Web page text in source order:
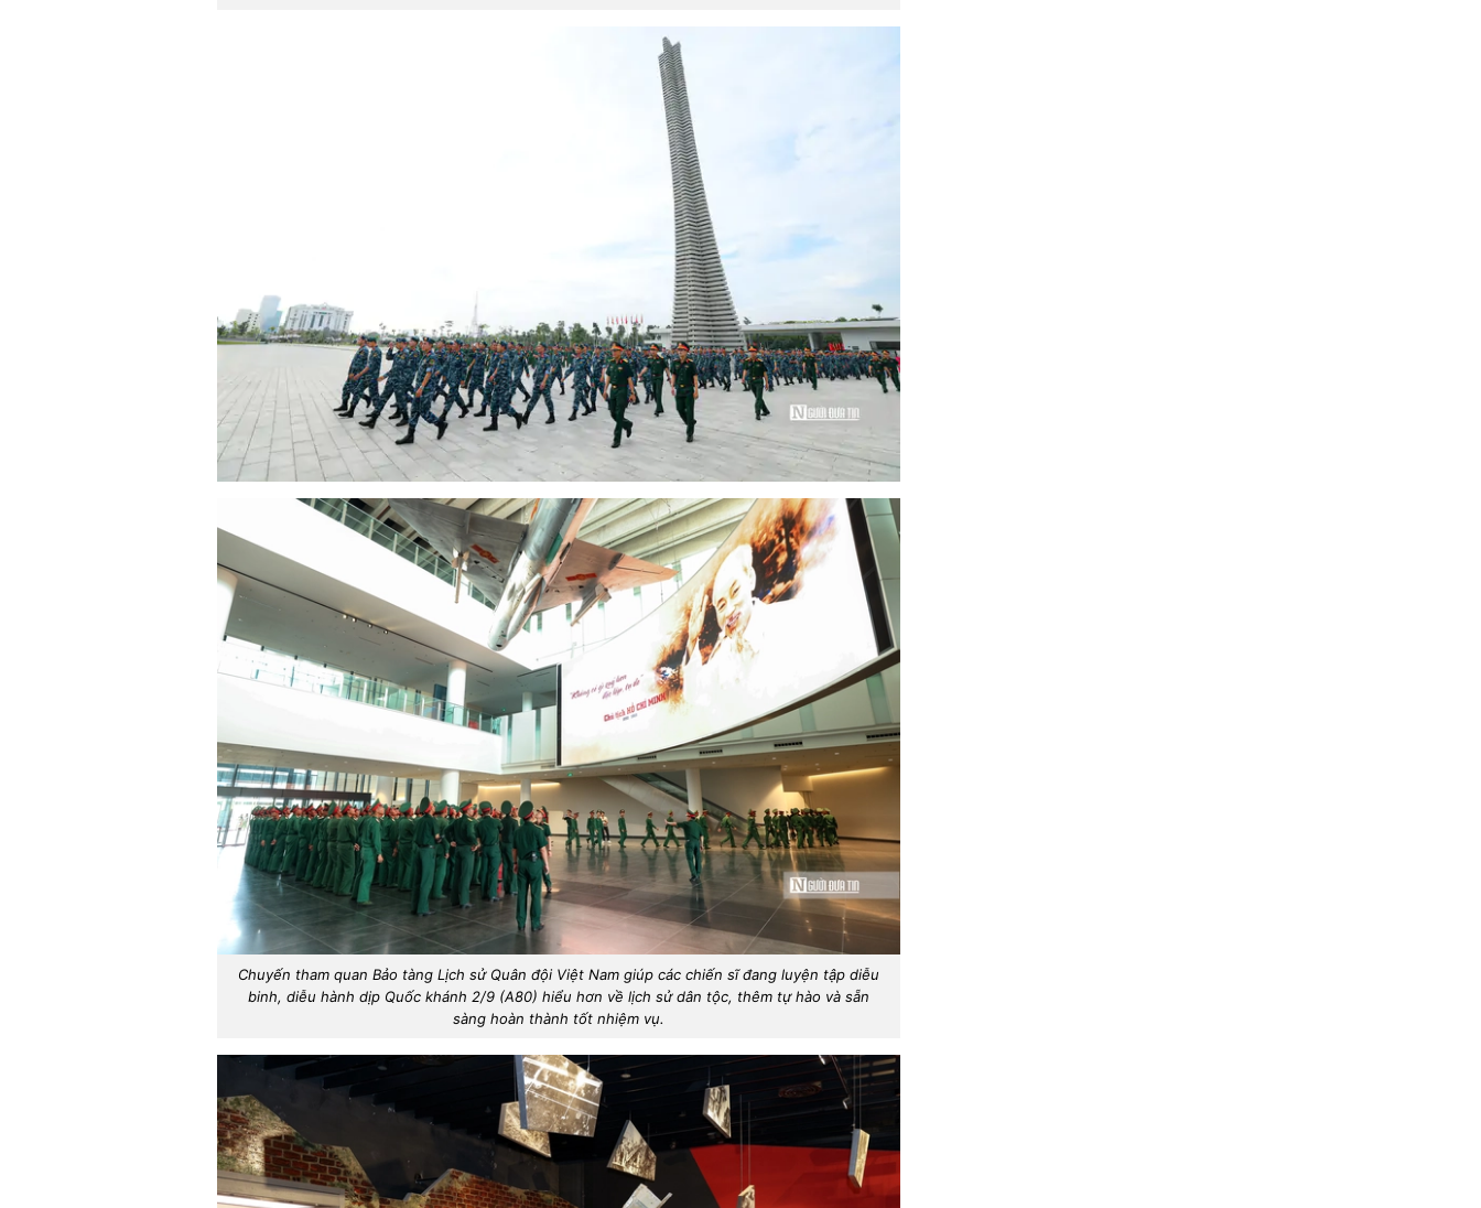
Chuyến tham quan Bảo tàng Lịch sử Quân đội Việt Nam giúp các chiến sĩ đang luyện tập diễu
binh, diễu hành dịp Quốc khánh 2/9 (A80) hiểu hơn về lịch sử dân tộc, thêm tự hào và sẵn
sàng hoàn thành tốt nhiệm vụ.